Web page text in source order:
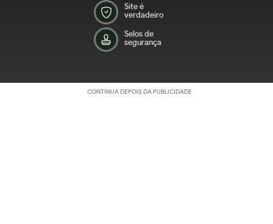
Site é
verdadeiro
Selos de
segurança
CONTINUA DEPOIS DA PUBLICIDADE